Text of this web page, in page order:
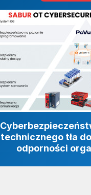
technicznego tła
odporności